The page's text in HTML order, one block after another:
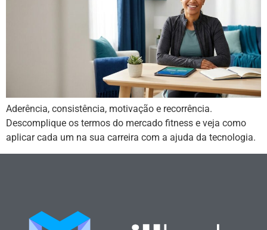
Aderência, consistência, motivação e recorrência.
Descomplique os termos do mercado fitness e veja como
aplicar cada um na sua carreira com a ajuda da tecnologia.